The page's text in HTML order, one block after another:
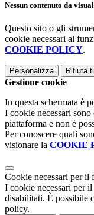
Nessun contenuto da
Questo sito o gli
cookie necessari al
COOKIE POLICY.
Personalizza Rifiuta
Gestione cookie
In questa schermata è
I cookie necessari
piattaforma e non è
Per conoscere quali
visionare la COOKIE
Cookie necessari per il
I cookie necessari per
disabilitati. È possibile
policy.